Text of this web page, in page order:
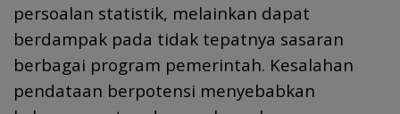
persoalan statistik, melainkan dapat
berdampak pada tidak tepatnya sasaran
berbagai program pemerintah. Kesalahan
pendataan berpotensi menyebabkan